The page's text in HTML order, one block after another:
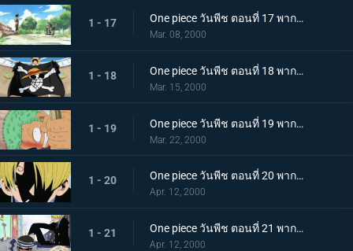
1 - 17 One piece วันพีช ตอนที่ 17 พากย์ไทย ระเบิดความโกรธ! ศึกตัดสิน คุโระปะทะลูฟี่
Mar. 08, 2000
1 - 18 One piece วันพีช ตอนที่ 18 พากย์ไทย นายคือสัตว์ประหลาด! ไกม่อนกับผองเพื่อนตัวประหลาด
Mar. 15, 2000
1 - 19 One piece วันพีช ตอนที่ 19 พากย์ไทย อดีตของดาบ 3 เล่ม! คำสาบานระหว่างโซโลกับคุอินะ
Mar. 22, 2000
1 - 20 One piece วันพีช ตอนที่ 20 พากย์ไทย สุดยอดกุ๊ก! ซันจิแห่งภัตตาคารลอยทะเล
Apr. 12, 2000
1 - 21 One piece วันพีช ตอนที่ 21 พากย์ไทย แขกที่ไม่ได้รับเชิญ! อาหารของซันจิ และความเมตตาแด่กิง
Apr. 12, 2000